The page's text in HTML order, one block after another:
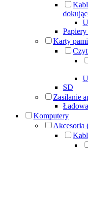
Karty
SD
Zasilanie
Komputery
Akcesoria